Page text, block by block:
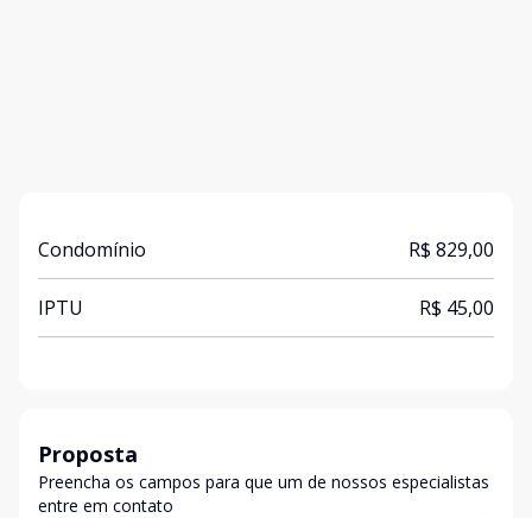
Condomínio R$ 829,00
IPTU R$ 45,00
Proposta
Preencha os campos para que um de nossos especialistas
entre em contato